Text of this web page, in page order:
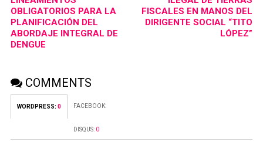
OBLIGATORIOS PARA LA
PLANIFICACIÓN DEL
ABORDAJE INTEGRAL DE
DENGUE
FISCALES EN MANOS DEL
DIRIGENTE SOCIAL “TITO
LÓPEZ”
COMMENTS
WORDPRESS: 0 FACEBOOK:
DISQUS: 0